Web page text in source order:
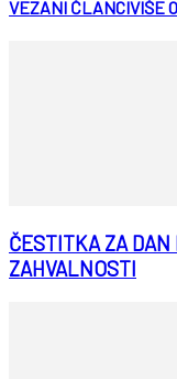
VEZANI ČLANCIVIŠE
ČESTITKA ZA
ZAHVALNOSTI